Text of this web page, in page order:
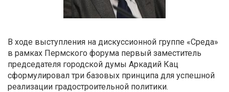
В ходе выступления на дискуссионной группе «Среда»
в рамках Пермского форума первый заместитель
председателя городской думы Аркадий Кац
сформулировал три базовых принципа для успешной
реализации градостроительной политики.